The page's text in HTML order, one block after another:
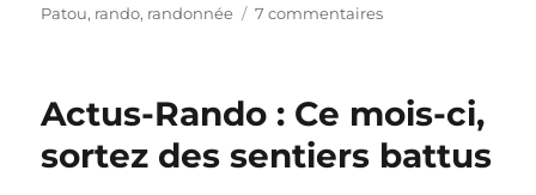
le
Patou, rando, randonnée 7 commentairessur
carte
pour
savoir
Actus-Rando : Ce mois-ci,
sortez des sentiers battus